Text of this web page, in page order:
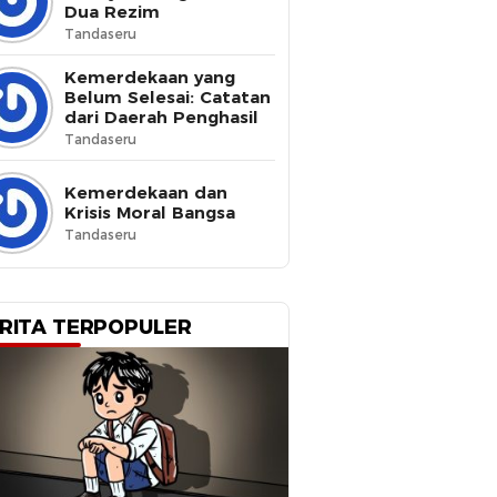
Dua Rezim
Tandaseru
Kemerdekaan yang
Belum Selesai: Catatan
dari Daerah Penghasil
Tandaseru
Kemerdekaan dan
Krisis Moral Bangsa
Tandaseru
TERPOPULER